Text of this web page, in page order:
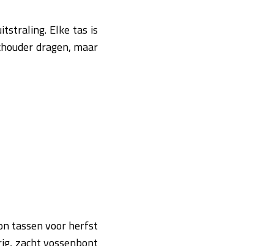
Elke tas is
dragen, maar
tassen voor herfst
zacht vossenbont